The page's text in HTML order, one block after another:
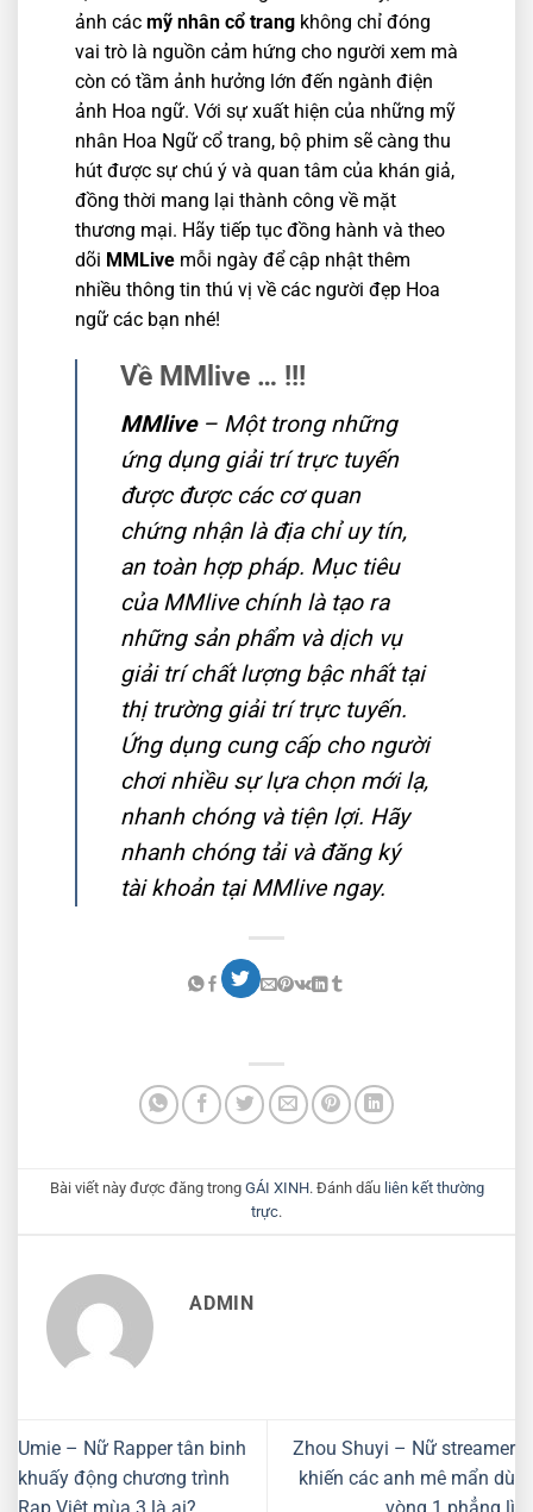
ảnh các mỹ nhân cổ trang không chỉ đóng
vai trò là nguồn cảm hứng cho người xem mà
còn có tầm ảnh hưởng lớn đến ngành điện
ảnh Hoa ngữ. Với sự xuất hiện của những mỹ
nhân Hoa Ngữ cổ trang, bộ phim sẽ càng thu
hút được sự chú ý và quan tâm của khán giả,
đồng thời mang lại thành công về mặt
thương mại. Hãy tiếp tục đồng hành và theo
dõi MMLive mỗi ngày để cập nhật thêm
nhiều thông tin thú vị về các người đẹp Hoa
ngữ các bạn nhé!
Về MMlive … !!!
MMlive– Một trong những
ứng dụng giải trí trực tuyến
được được các cơ quan
chứng nhận là địa chỉ uy tín,
an toàn hợp pháp. Mục tiêu
của MMlive chính là tạo ra
những sản phẩm và dịch vụ
giải trí chất lượng bậc nhất tại
thị trường giải trí trực tuyến.
Ứng dụng cung cấp cho người
chơi nhiều sự lựa chọn mới lạ,
nhanh chóng và tiện lợi. Hãy
nhanh chóng tải và đăng ký
tài khoản tại MMlive ngay.
Bài viết này được đăng trong GÁI XINH. Đánh dấu liên kết thường
trực.
ADMIN
Umie – Nữ Rapper tân binh
khuấy động chương trình
Zhou Shuyi – Nữ streamer
khiến các anh mê mẩn dù